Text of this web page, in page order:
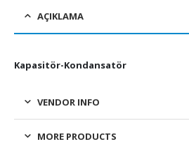
AÇIKLAMA
Kapasitör-Kondansatör
VENDOR INFO
MORE PRODUCTS